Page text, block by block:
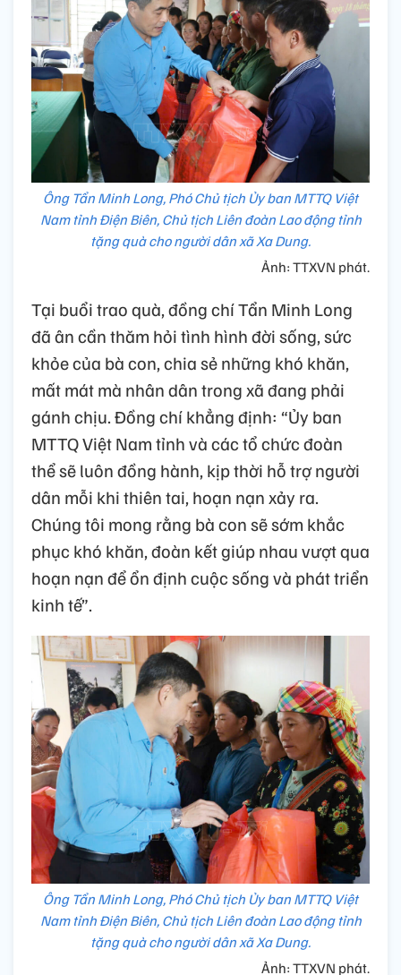
Ông Tẩn Minh Long, Phó Chủ tịch Ủy ban MTTQ Việt
Nam tỉnh Điện Biên, Chủ tịch Liên đoàn Lao động tỉnh
tặng quà cho người dân xã Xa Dung.
Ảnh: TTXVN phát.
Tại buổi trao quà, đồng chí Tẩn Minh Long
đã ân cần thăm hỏi tình hình đời sống, sức
khỏe của bà con, chia sẻ những khó khăn,
mất mát mà nhân dân trong xã đang phải
gánh chịu. Đồng chí khẳng định: “Ủy ban
MTTQ Việt Nam tỉnh và các tổ chức đoàn
thể sẽ luôn đồng hành, kịp thời hỗ trợ người
dân mỗi khi thiên tai, hoạn nạn xảy ra.
Chúng tôi mong rằng bà con sẽ sớm khắc
phục khó khăn, đoàn kết giúp nhau vượt qua
hoạn nạn để ổn định cuộc sống và phát triển
kinh tế”.
Ông Tẩn Minh Long, Phó Chủ tịch Ủy ban MTTQ Việt
Nam tỉnh Điện Biên, Chủ tịch Liên đoàn Lao động tỉnh
tặng quà cho người dân xã Xa Dung.
Ảnh: TTXVN phát.